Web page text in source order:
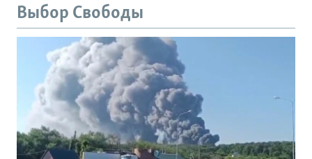
Выбор Свободы